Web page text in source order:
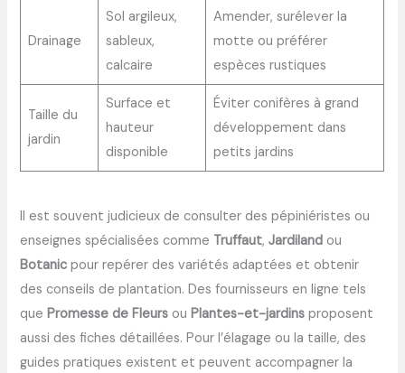
Drainage
Sol argileux,
sableux,
calcaire
Amender, surélever la
motte ou préférer
espèces rustiques
Taille du
jardin
Surface et
hauteur
disponible
Éviter conifères à grand
développement dans
petits jardins
Il est souvent judicieux de consulter des pépiniéristes ou
enseignes spécialisées comme Truffaut,Jardiland ou
Botanic pour repérer des variétés adaptées et obtenir
des conseils de plantation. Des fournisseurs en ligne tels
quePromesse de Fleurs ouPlantes-et-jardins proposent
aussi des fiches détaillées. Pour l’élagage ou la taille, des
guides pratiques existent et peuvent accompagner la